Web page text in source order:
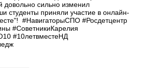
довольно сильно изменил
студенты приняли участие в онлайн-
#НавигаторыСПО #Росдетцентр
#СоветникиКарелия
#10летвместеНД